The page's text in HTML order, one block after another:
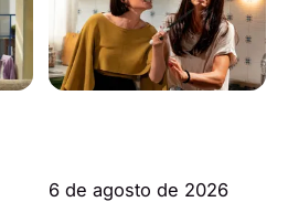
6 de agosto de 2026